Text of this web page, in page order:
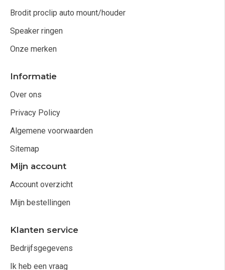
Brodit proclip auto mount/houder
Speaker ringen
Onze merken
Informatie
Over ons
Privacy Policy
Algemene voorwaarden
Sitemap
Mijn account
Account overzicht
Mijn bestellingen
Klanten service
Bedrijfsgegevens
Ik heb een vraag